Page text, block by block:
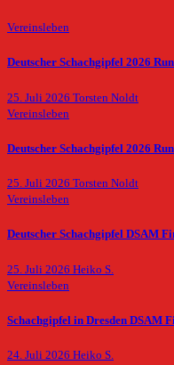
Vereinsleben
Deutscher Schachgipfel 2026
25. Juli 2026 Torsten Noldt
Vereinsleben
Deutscher Schachgipfel 2026
25. Juli 2026 Torsten Noldt
Vereinsleben
Deutscher Schachgipfel DSAM
25. Juli 2026 Heiko S.
Vereinsleben
Schachgipfel in Dresden DSAM
24. Juli 2026 Heiko S.